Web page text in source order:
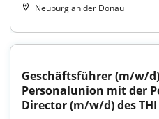
Neuburg an der Donau
Geschäftsführer (m/w/
Personalunion mit der
Director (m/w/d) des